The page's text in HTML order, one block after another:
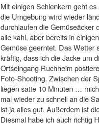
Mit einigen Schlenkern geht
die Umgebung wird wieder
durchlaufen die Gemüseäcker
alle kahl, aber bereits in
Gemüse geerntet. Das Wetter
kräftig, dass ich die Jacke um
Ortseingang Ruchheim
Foto-Shooting. Zwischen der
liegen satte 10 Minuten …
mal wieder zu schnell an die
ist ja alles gut. Außerdem ist
Diesmal habe ich auch richtig